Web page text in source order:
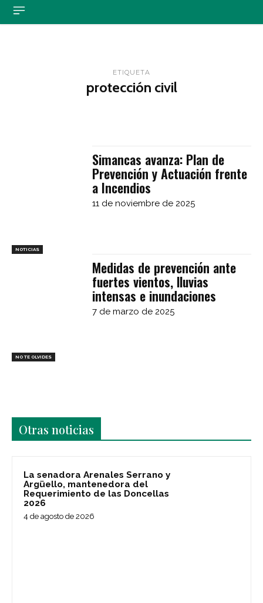
ETIQUETA
protección civil
NOTICIAS
Simancas avanza: Plan de
Prevención y Actuación frente
a Incendios
11 de noviembre de 2025
NO TE OLVIDES
Medidas de prevención ante
fuertes vientos, lluvias
intensas e inundaciones
7 de marzo de 2025
Otras noticias
La senadora Arenales Serrano y
Argüello, mantenedora del
Requerimiento de las Doncellas
2026
4 de agosto de 2026